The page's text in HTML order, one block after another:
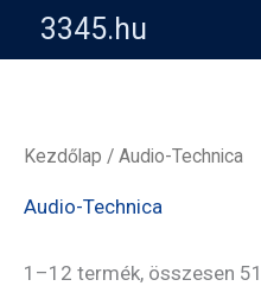
3345.hu
Kezdőlap / Audio-Technica
Audio-Technica
1–12 termék, összesen